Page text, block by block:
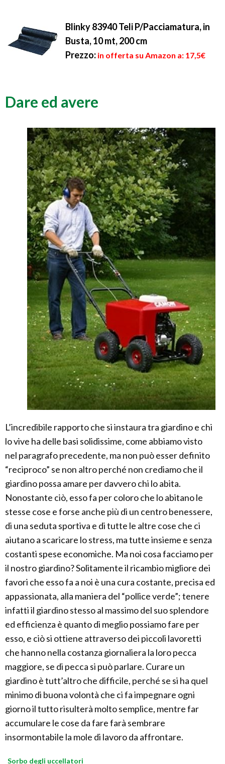
Blinky 83940 Teli P/Pacciamatura, in
Busta, 10 mt, 200 cm
Prezzo: in offerta su Amazon a: 17,5€
Dare ed avere
L’incredibile rapporto che si instaura tra giardino e chi
lo vive ha delle basi solidissime, come abbiamo visto
nel paragrafo precedente, ma non può esser definito
“reciproco” se non altro perché non crediamo che il
giardino possa amare per davvero chi lo abita.
Nonostante ciò, esso fa per coloro che lo abitano le
stesse cose e forse anche più di un centro benessere,
di una seduta sportiva e di tutte le altre cose che ci
aiutano a scaricare lo stress, ma tutte insieme e senza
costanti spese economiche. Ma noi cosa facciamo per
il nostro giardino? Solitamente il ricambio migliore dei
favori che esso fa a noi è una cura costante, precisa ed
appassionata, alla maniera del “pollice verde”; tenere
infatti il giardino stesso al massimo del suo splendore
ed efficienza è quanto di meglio possiamo fare per
esso, e ciò si ottiene attraverso dei piccoli lavoretti
che hanno nella costanza giornaliera la loro pecca
maggiore, se di pecca si può parlare. Curare un
giardino è tutt’altro che difficile, perché se si ha quel
minimo di buona volontà che ci fa impegnare ogni
giorno il tutto risulterà molto semplice, mentre far
accumulare le cose da fare farà sembrare
insormontabile la mole di lavoro da affrontare.
Sorbo degli uccellatori